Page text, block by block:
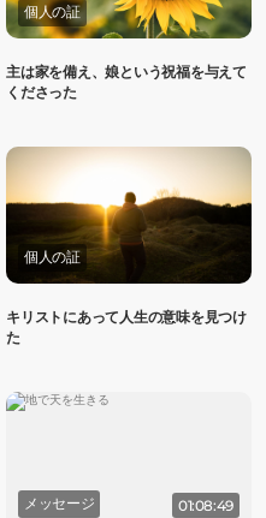
個人の証
主は家を備え、娘という祝福を与えて
くださった
個人の証
キリストにあって人生の意味を見つけ
た
メッセージ 01:08:49